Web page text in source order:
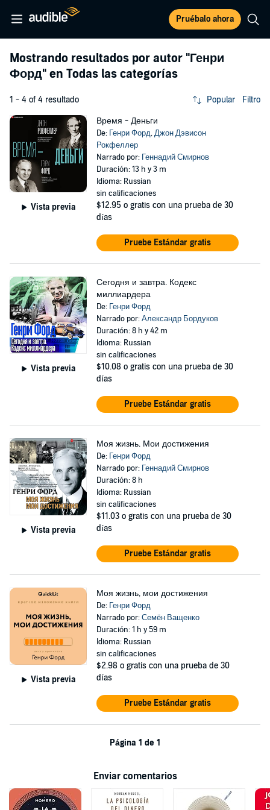
Pruébalo ahora
Mostrando resultados por autor "Генри
Форд" en Todas las categorías
1 - 4 of 4 resultado Popular Filtro
Vista previa
Время - Деньги
De: Генри Форд,Джон Дэвисон
Рокфеллер
Narrado por: Геннадий Смирнов
Duración: 13 h y 3 m
Idioma: Russian
sin calificaciones
$12.95 o gratis con una prueba de 30
días
Pruebe Estándar gratis
Vista previa
Сегодня и завтра. Кодекс
миллиардера
De: Генри Форд
Narrado por:Александр Бордуков
Duración: 8 h y 42 m
Idioma: Russian
sin calificaciones
$10.08 o gratis con una prueba de 30
días
Pruebe Estándar gratis
Vista previa
Моя жизнь. Мои достижения
De: Генри Форд
Narrado por: Геннадий Смирнов
Duración: 8 h
Idioma: Russian
sin calificaciones
$11.03 o gratis con una prueba de 30
días
Pruebe Estándar gratis
Vista previa
Моя жизнь, мои достижения
De: Генри Форд
Narrado por:Семён Ващенко
Duración: 1 h y 59 m
Idioma: Russian
sin calificaciones
$2.98 o gratis con una prueba de 30
días
Pruebe Estándar gratis
Página 1 de 1
Enviar comentarios